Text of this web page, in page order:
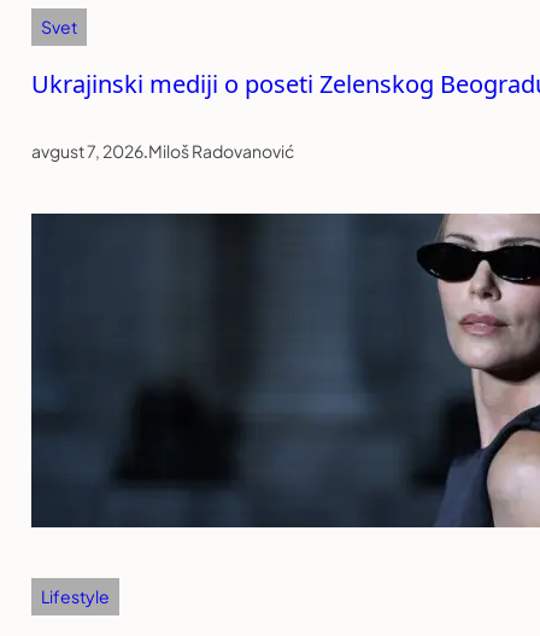
Svet
Ukrajinski mediji o poseti Zelenskog
avgust 7, 2026.Miloš Radovanović
Lifestyle